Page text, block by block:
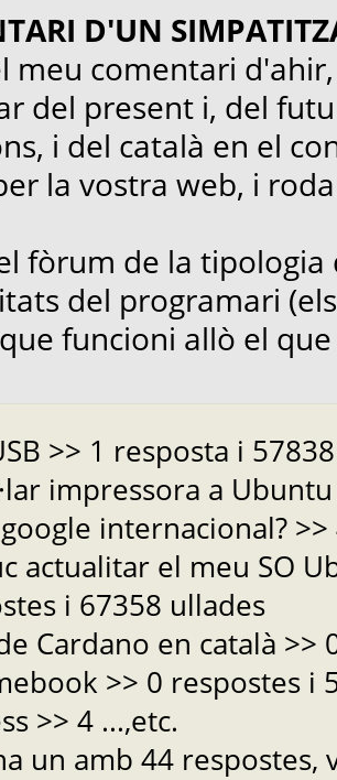
D'UN
meu comentari
del present i, del
i del català en el
la vostra web, i
fòrum de la
del programari
funcioni allò el que
>> 1 resposta i
impressora a
internacional?
actualitar el meu SO
i 67358 ullades
Cardano en català >>
>> 0 respostes i
>> 4 ...,etc.
un amb 44 respostes,